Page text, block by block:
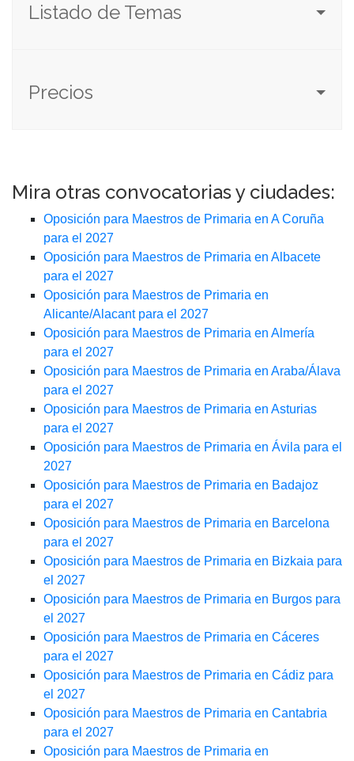
Listado de Temas
Precios
Mira otras convocatorias y ciudades:
Oposición para Maestros de Primaria en A Coruña
para el 2027
Oposición para Maestros de Primaria en Albacete
para el 2027
Oposición para Maestros de Primaria en
Alicante/Alacant para el 2027
Oposición para Maestros de Primaria en Almería
para el 2027
Oposición para Maestros de Primaria en Araba/Álava
para el 2027
Oposición para Maestros de Primaria en Asturias
para el 2027
Oposición para Maestros de Primaria en Ávila para el
2027
Oposición para Maestros de Primaria en Badajoz
para el 2027
Oposición para Maestros de Primaria en Barcelona
para el 2027
Oposición para Maestros de Primaria en Bizkaia para
el 2027
Oposición para Maestros de Primaria en Burgos para
el 2027
Oposición para Maestros de Primaria en Cáceres
para el 2027
Oposición para Maestros de Primaria en Cádiz para
el 2027
Oposición para Maestros de Primaria en Cantabria
para el 2027
Oposición para Maestros de Primaria en